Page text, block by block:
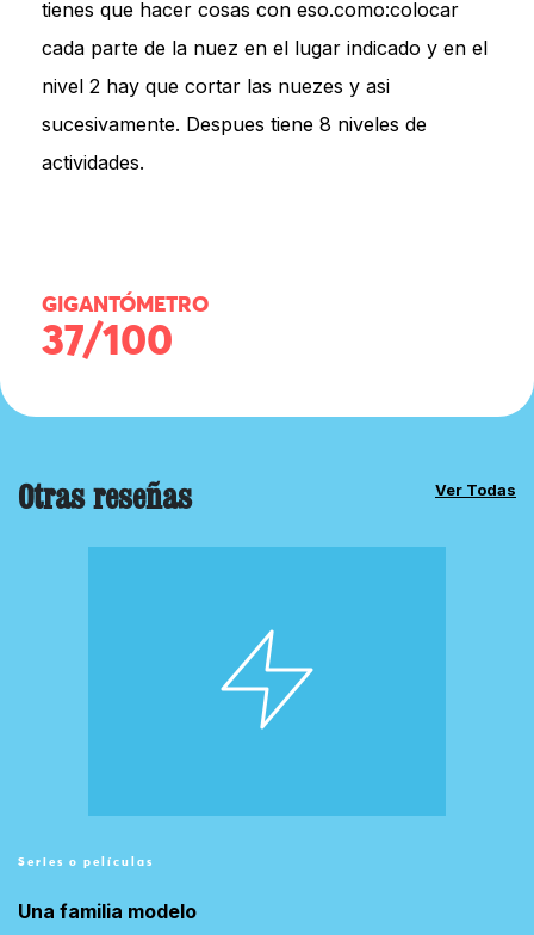
tienes que hacer cosas con eso.como:colocar
cada parte de la nuez en el lugar indicado y en el
nivel 2 hay que cortar las nuezes y asi
sucesivamente. Despues tiene 8 niveles de
actividades.
GIGANTÓMETRO
37/100
Otras reseñas Ver Todas
Series o películas
Una familia modelo